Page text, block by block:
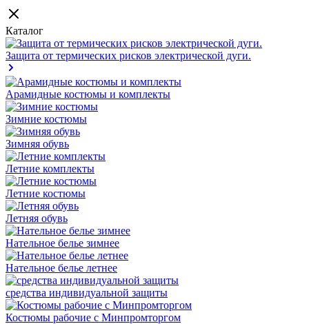
Каталог
Защита от термических рисков электрической дуги.
Арамидные костюмы и комплекты
Зимние костюмы
Зимняя обувь
Летние комплекты
Летние костюмы
Летняя обувь
Нательное белье зимнее
Нательное белье летнее
средства индивидуальной защиты
Костюмы рабочие с Минпромторгом